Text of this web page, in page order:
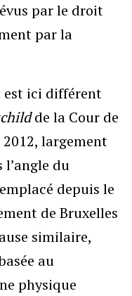
par le droit
par la
est ici différent
de la Cour de
largement
du
depuis le
de Bruxelles
similaire,
au
physique